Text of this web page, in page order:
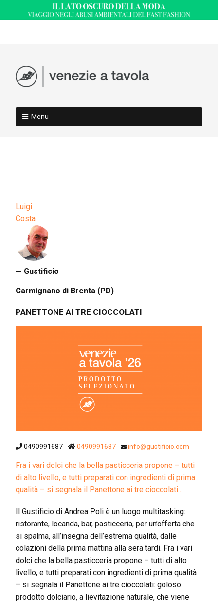
Menu
Luigi
Costa
— Gustificio
Carmignano di Brenta (PD)
PANETTONE AI TRE CIOCCOLATI
0490991687 0490991687 info@gustificio.com
Fra i vari dolci che la bella pasticceria propone – tutti
di alto livello, e tutti preparati con ingredienti di prima
qualità – si segnala il Panettone ai tre cioccolati...
Il Gustificio di Andrea Poli è un luogo multitasking:
ristorante, locanda, bar, pasticceria, per un’offerta che
si spalma, all’insegna dell’estrema qualità, dalle
colazioni della prima mattina alla sera tardi. Fra i vari
dolci che la bella pasticceria propone – tutti di alto
livello, e tutti preparati con ingredienti di prima qualità
– si segnala il Panettone ai tre cioccolati: goloso
prodotto dolciario, a lievitazione naturale, che viene